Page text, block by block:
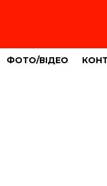
ФОТО/ВІДЕО